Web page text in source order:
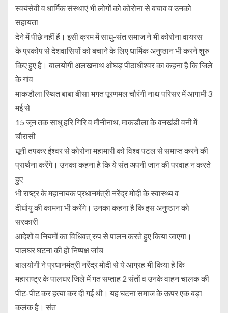
स्वयंसेवी व धार्मिक संस्थाएं भी लोगों को कोरोना से बचाव व उनको
सहायता
देने में पीछे नहीं हैं। इसी क्रम में साधु-संत समाज ने भी कोरोना वायरस
के प्रकोप से देशवासियों को बचाने के लिए धार्मिक अनुष्ठान भी करने शुरु
किए हुए हैं। बालयोगी अलखनाथ ओघड़ पीठाधीश्वर का कहना है कि जिले
के गांव
माकडौला स्थित बाबा बीसा भगत पूरणमल चौरंगी नाथ परिसर में आगामी 3
मई से
15 जून तक साधु हरि गिरि व मौनीनाथ, माकडौला के वनखंडी वनी में
चौरासी
धूनी तपकर ईश्वर से कोरोना महामारी को विश्व पटल से समाप्त करने की
प्रार्थना करेंगे। उनका कहना है कि ये संत अपनी जान की परवाह न करते
हुए
भी राष्ट्र के महानायक प्रधानमंत्री नरेंद्र मोदी के स्वास्थ्य व
दीर्घायु की कामना भी करेंगे। उनका कहना है कि इस अनुष्ठान को
सरकारी
आदेशों व नियमों का विधिवत् रुप से पालन करते हुए किया जाएगा।
पालघर घटना की हो निष्पक्ष जांच
बालयोगी ने प्रधानमंत्री नरेंद्र मोदी से ये आग्रह भी किया हे कि
महाराष्ट्र के पालघर जिले में गत सप्ताह 2 संतों व उनके वाहन चालक की
पीट-पीट कर हत्या कर दी गई थी। यह घटना समाज के ऊपर एक बड़ा
कलंक है। संत